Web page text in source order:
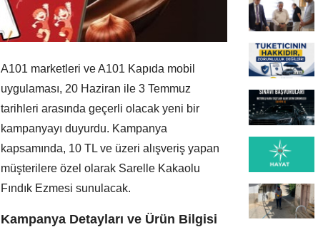
A101 marketleri ve A101 Kapıda mobil
uygulaması, 20 Haziran ile 3 Temmuz
tarihleri arasında geçerli olacak yeni bir
kampanyayı duyurdu. Kampanya
kapsamında, 10 TL ve üzeri alışveriş yapan
müşterilere özel olarak Sarelle Kakaolu
Fındık Ezmesi sunulacak.
Kampanya Detayları ve Ürün Bilgisi